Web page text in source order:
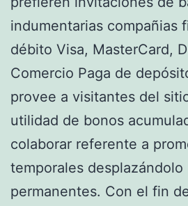
indumentarias compañias
débito Visa, MasterCard,
Comercio Paga de
provee a visitantes del
utilidad de bonos
colaborar referente a
temporales desplazándolo
permanentes. Con el fin